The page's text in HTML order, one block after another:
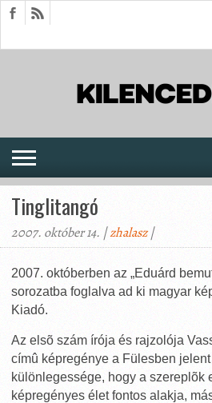
Tinglitangó
2007. október 14. |zhalasz|
2007. októberben az „Eduárd
sorozatba foglalva ad ki magyar
Kiadó.
Az elsõ szám írója és rajzolója
címû képregénye a Fülesben
különlegessége, hogy a szereplõk
képregényes élet fontos alakja,